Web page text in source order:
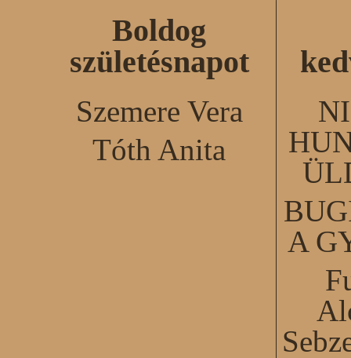
Boldog
születésnapot
Szemere Vera
Tóth Anita
A